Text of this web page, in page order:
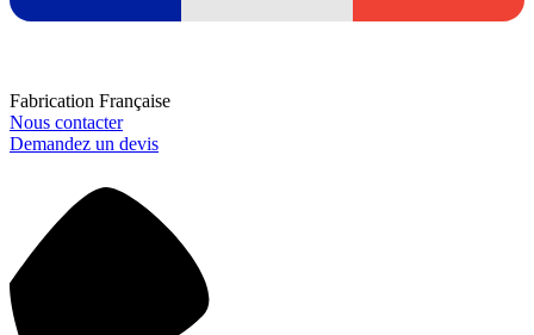
Fabrication Française
Nous contacter
Demandez un devis